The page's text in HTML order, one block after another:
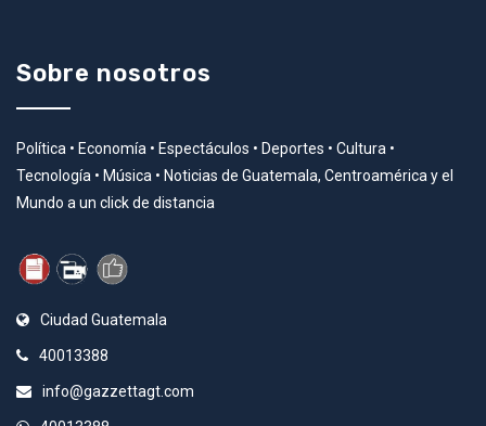
Sobre nosotros
Política • Economía • Espectáculos • Deportes • Cultura •
Tecnología • Música • Noticias de Guatemala, Centroamérica y el
Mundo a un click de distancia
Ciudad Guatemala
40013388
info@gazzettagt.com